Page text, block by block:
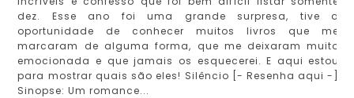
dez. Esse ano foi uma grande surpresa, tive a
oportunidade de conhecer muitos livros que me
marcaram de alguma forma, que me deixaram muito
emocionada e que jamais os esquecerei. E aqui estou
para mostrar quais são eles! Silêncio [- Resenha aqui -]
Sinopse: Um romance...